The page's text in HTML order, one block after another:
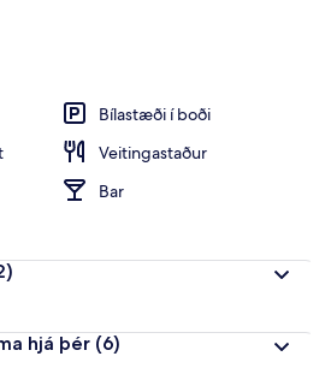
Bílastæði í boði
Veitingastaður
Bar
hjá þér (6)